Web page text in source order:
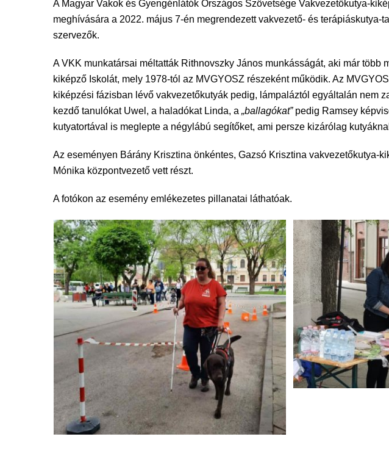
A Magyar Vakok és Gyengénlátók Országos Szövetsége Vakvezetőkutya-
meghívására a 2022. május 7-én megrendezett vakvezető- és
szervezők.
A VKK munkatársai méltatták Rithnovszky János munkásságát, aki már
kiképző Iskolát, mely 1978-tól az MVGYOSZ részeként működik. Az
kiképzési fázisban lévő vakvezetőkutyák pedig, lámpaláztól egyáltalán nem
kezdő tanulókat Uwel, a haladókat Linda, a „ballagókat”pedig Ramsey
kutyatortával is meglepte a négylábú segítőket, ami persze kizárólag
Az eseményen Bárány Krisztina önkéntes, Gazsó Krisztina
Mónika központvezető vett részt.
A fotókon az esemény emlékezetes pillanatai láthatóak.